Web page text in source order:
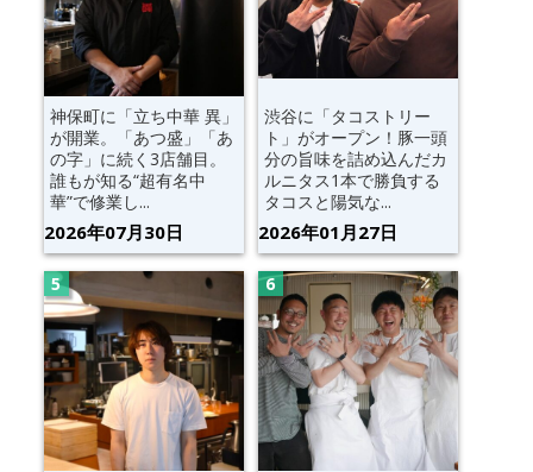
神保町に「立ち中華 異」
が開業。「あつ盛」「あ
の字」に続く3店舗目。
誰もが知る“超有名中
華”で修業し...
2026年07月30日
渋谷に「タコストリー
ト」がオープン！豚一頭
分の旨味を詰め込んだカ
ルニタス1本で勝負する
タコスと陽気な...
2026年01月27日